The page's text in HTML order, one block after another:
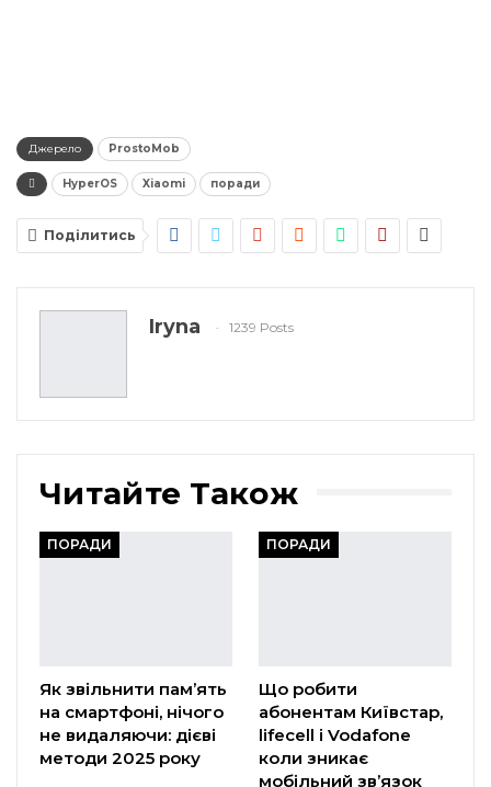
Джерело ProstoMob
HyperOS Xiaomi поради
Поділитись
Iryna 1239 Posts
Читайте Також
ПОРАДИ
Як звільнити пам’ять
на смартфоні, нічого
не видаляючи: дієві
методи 2025 року
ПОРАДИ
Що робити
абонентам Київстар,
lifecell і Vodafone
коли зникає
мобільний зв’язок